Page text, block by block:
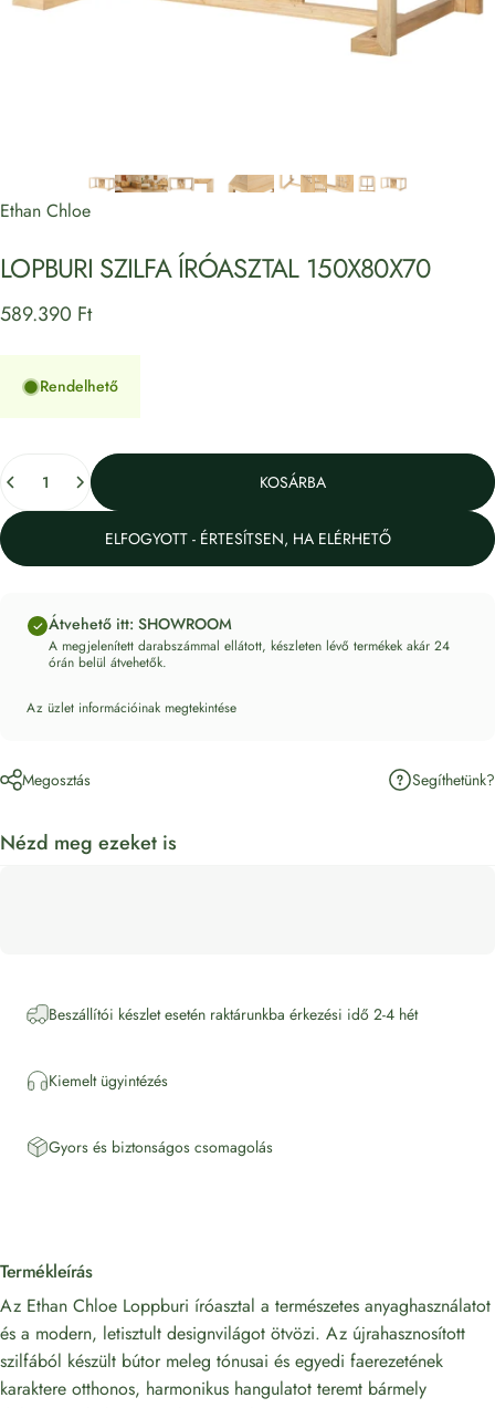
Ethan Chloe
LOPBURI SZILFA ÍRÓASZTAL 150X80X70
589.390 Ft
Rendelhető
KOSÁRBA
ELFOGYOTT - ÉRTESÍTSEN, HA ELÉRHETŐ
Átvehető itt: SHOWROOM
A megjelenített darabszámmal ellátott, készleten lévő termékek akár 24
órán belül átvehetők.
Az üzlet információinak megtekintése
Megosztás Segíthetünk?
Nézd meg ezeket is
Beszállítói készlet esetén raktárunkba érkezési idő 2-4 hét
Kiemelt ügyintézés
Gyors és biztonságos csomagolás
Termékleírás
Az Ethan Chloe Loppburi íróasztal a természetes anyaghasználatot
és a modern, letisztult designvilágot ötvözi. Az újrahasznosított
szilfából készült bútor meleg tónusai és egyedi faerezetének
karaktere otthonos, harmonikus hangulatot teremt bármely